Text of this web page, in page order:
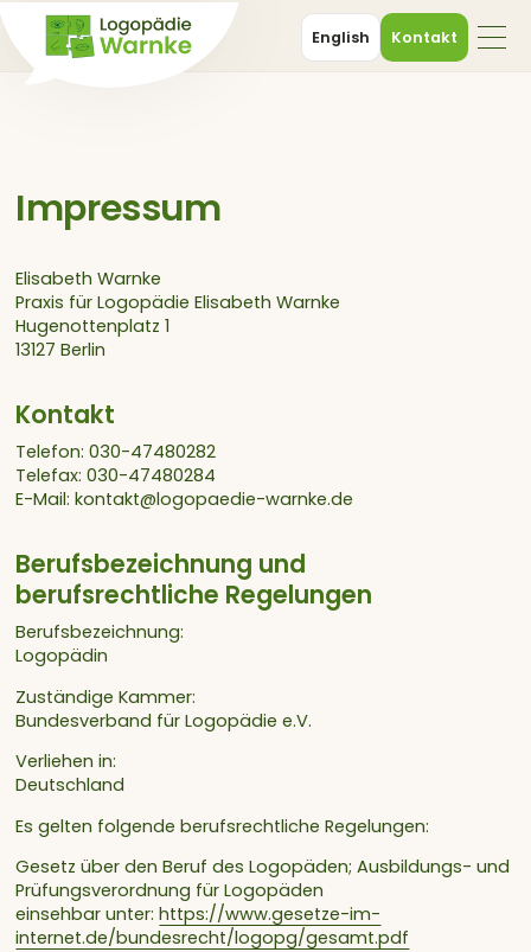
English Kontakt
Kontakt
Impressum
Elisabeth Warnke
Praxis für Logopädie Elisabeth Warnke
Hugenottenplatz 1
13127 Berlin
Kontakt
Telefon: 030-47480282
Telefax: 030-47480284
E-Mail: kontakt@logopaedie-warnke.de
Berufsbezeichnung und
berufsrechtliche Regelungen
Berufsbezeichnung:
Logopädin
Zuständige Kammer:
Bundesverband für Logopädie e.V.
Verliehen in:
Deutschland
Es gelten folgende berufsrechtliche Regelungen:
Gesetz über den Beruf des Logopäden; Ausbildungs- und
Prüfungsverordnung für Logopäden
einsehbar unter:https://www.gesetze-im-
internet.de/bundesrecht/logopg/gesamt.pdf